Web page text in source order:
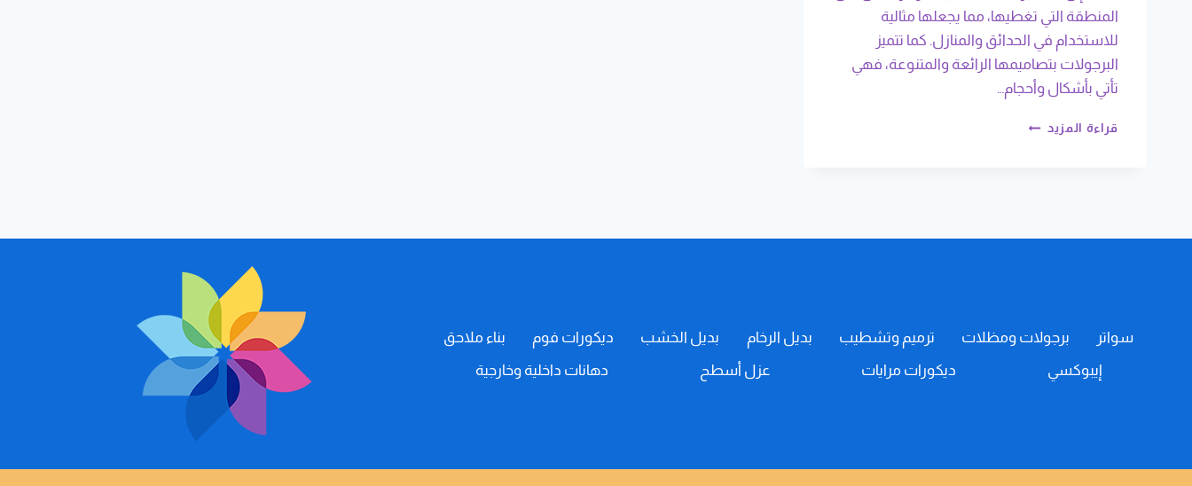
المنطقة التي تغطيها، مما يجعلها مثالية
للاستخدام في الحدائق والمنازل. كما تتميز
البرجولات بتصاميمها الرائعة والمتنوعة، فهي
تأتي بأشكال وأحجام…
قراءة المزيد تركيب
برجولات
برجولات
خشب
سواتر برجولات ومظلات ترميم وتشطيب بديل الرخام بديل الخشب ديكورات فوم
بناء ملاحق
إيبوكسي
ديكورات مرايات عزل أسطح دهانات داخلية وخارجية